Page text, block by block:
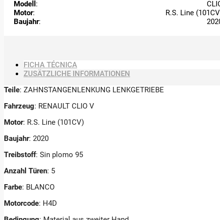
Modell :
Motor:
R.S. Line
Baujahr:
FICHA TÉCNICA
ZUSÄTZLICHE INFORMATIONEN
Teile: ZAHNSTANGENLENKUNG LENKGETRIEBE
Fahrzeug: RENAULT CLIO V
Motor: R.S. Line (101CV)
Baujahr: 2020
Treibstoff: Sin plomo 95
Anzahl Türen: 5
Farbe: BLANCO
Motorcode: H4D